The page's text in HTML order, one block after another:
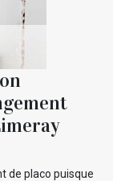
de placo puisque